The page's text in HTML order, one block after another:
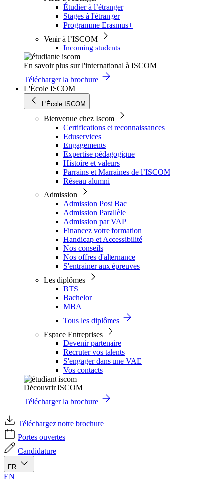
Étudier à l’étranger
Stages à l'étranger
Programme Erasmus+
Venir à l’ISCOM
Incoming students
En savoir plus sur l'international à ISCOM
Télécharger la brochure
L'École ISCOM
L'École ISCOM
Bienvenue chez Iscom
Certifications et reconnaissances
Eduservices
Engagements
Expertise pédagogique
Histoire et valeurs
Parrains et Marraines de l’ISCOM
Réseau alumni
Admission
Admission Post Bac
Admission Parallèle
Admission par VAP
Financez votre formation
Handicap et Accessibilité
Nos conseils
Nos offres d'alternance
S'entrainer aux épreuves
Les diplômes
BTS
Bachelor
MBA
Tous les diplômes
Espace Entreprises
Devenir partenaire
Recruter vos talents
S'engager dans une VAE
Vos contacts
Découvrir ISCOM
Télécharger la brochure
Téléchargez notre brochure
Portes ouvertes
Candidature
FR
EN